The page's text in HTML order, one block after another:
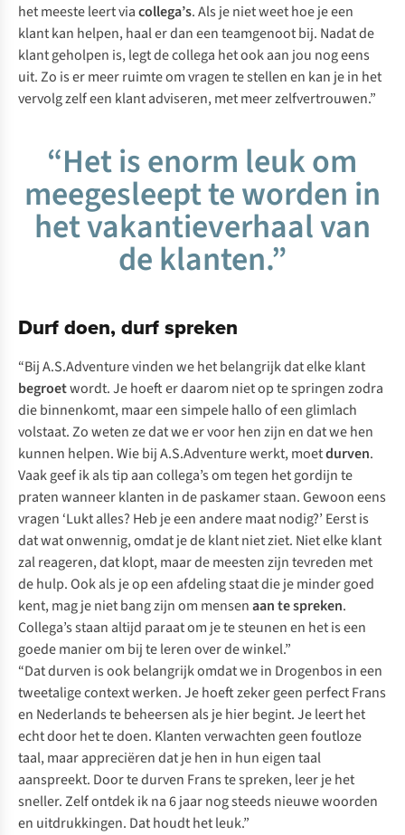
het meeste leert viacollega’s. Als je niet weet hoe je een
klant kan helpen, haal er dan een teamgenoot bij. Nadat de
klant geholpen is, legt de collega het ook aan jou nog eens
uit. Zo is er meer ruimte om vragen te stellen en kan je in het
vervolg zelf een klant adviseren, met meer zelfvertrouwen.”
“Het is enorm leuk om
meegesleept te worden in
het vakantieverhaal van
de klanten.”
Durf doen, durf spreken
“Bij A.S.Adventure vinden we het belangrijk dat elke klant
begroetwordt. Je hoeft er daarom niet op te springen zodra
die binnenkomt, maar een simpele hallo of een glimlach
volstaat. Zo weten ze dat we er voor hen zijn en dat we hen
kunnen helpen. Wie bij A.S.Adventure werkt, moetdurven.
Vaak geef ik als tip aan collega’s om tegen het gordijn te
praten wanneer klanten in de paskamer staan. Gewoon eens
vragen ‘Lukt alles? Heb je een andere maat nodig?’ Eerst is
dat wat onwennig, omdat je de klant niet ziet. Niet elke klant
zal reageren, dat klopt, maar de meesten zijn tevreden met
de hulp. Ook als je op een afdeling staat die je minder goed
kent, mag je niet bang zijn om mensenaan te spreken.
Collega’s staan altijd paraat om je te steunen en het is een
goede manier om bij te leren over de winkel.”
“Dat durven is ook belangrijk omdat we in Drogenbos in een
tweetalige context werken. Je hoeft zeker geen perfect Frans
en Nederlands te beheersen als je hier begint. Je leert het
echt door het te doen. Klanten verwachten geen foutloze
taal, maar appreciëren dat je hen in hun eigen taal
aanspreekt. Door te durven Frans te spreken, leer je het
sneller. Zelf ontdek ik na 6 jaar nog steeds nieuwe woorden
en uitdrukkingen. Dat houdt het leuk.”